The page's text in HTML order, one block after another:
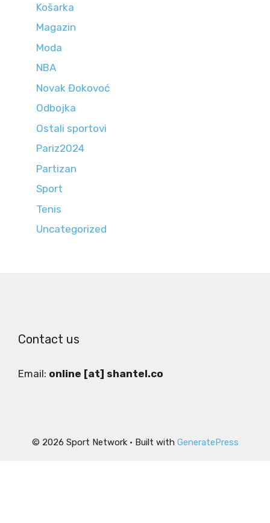
Košarka
Magazin
Moda
NBA
Novak Đokovoć
Odbojka
Ostali sportovi
Pariz2024
Partizan
Sport
Tenis
Uncategorized
Contact us
Email: online [at] shantel.co
© 2026 Sport Network• Built with GeneratePress